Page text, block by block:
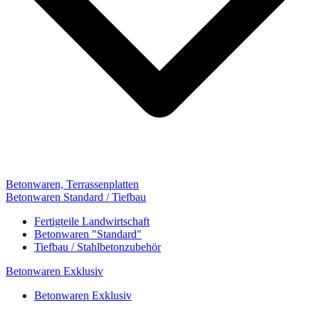
Betonwaren, Terrassenplatten
Betonwaren Standard / Tiefbau
Fertigteile Landwirtschaft
Betonwaren "Standard"
Tiefbau / Stahlbetonzubehör
Betonwaren Exklusiv
Betonwaren Exklusiv